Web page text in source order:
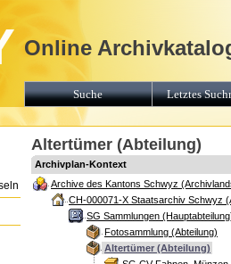
Altertümer (Abteilung)
Archivplan-Kontext
Archive des Kantons Schwyz
CH-000071-X Staatsarchiv Schwyz
SG Sammlungen
Fotosammlung (Abteilung)
Altertümer (Abteilung)
Online
Suche Letztes